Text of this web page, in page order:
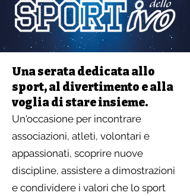
Una serata dedicata allo
sport, al divertimento e alla
voglia di stare insieme.
Un'occasione per incontrare
associazioni, atleti, volontari e
appassionati, scoprire nuove
discipline, assistere a dimostrazioni
e condividere i valori che lo sport